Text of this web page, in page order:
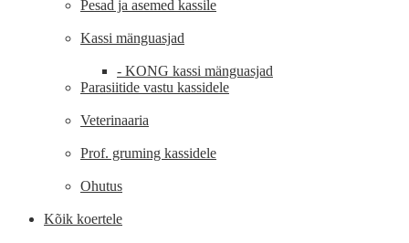
Pesad ja asemed kassile
Kassi mänguasjad
- KONG kassi mänguasjad
Parasiitide vastu kassidele
Veterinaaria
Prof. gruming kassidele
Ohutus
Kõik koertele